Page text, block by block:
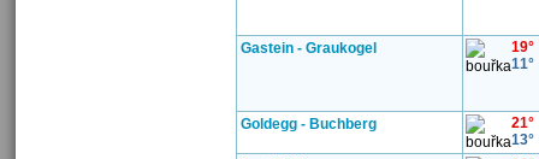
Gastein - Graukogel
19°
11°
Goldegg - Buchberg
21°
13°